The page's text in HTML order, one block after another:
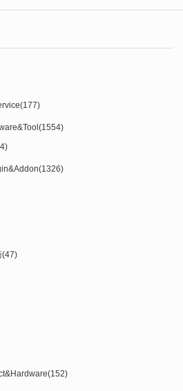
(177)
(1554)
(1326)
(47)
(152)